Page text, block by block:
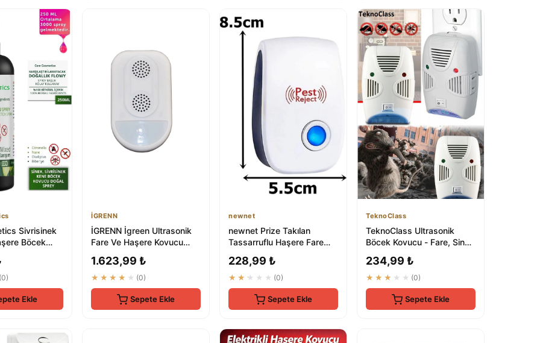
Sivrisinek
Böcek
(0)
Ekle
İGRENN
İGRENN İgreen Ultrasonik
Fare Ve Haşere Kovucu
Böc...
1.623,99 ₺
★★★★★ (0)
Sepete Ekle
newnet
newnet Prize Takılan
Tassarruflu Haşere Fare
Kovucu ...
228,99 ₺
★★★★★ (0)
Sepete Ekle
TeknoClass
TeknoClass Ultrasonik
Böcek Kovucu - Fare, Sinek
234,99 ₺
★★★★★ (0)
Sepete Ekle